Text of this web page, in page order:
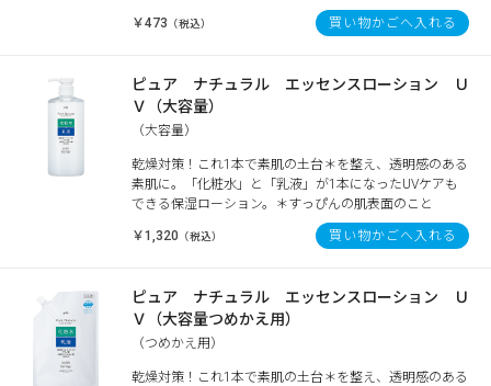
￥473 （税込） 買い物かごへ入れる
ピュア ナチュラル エッセンスローション Ｕ
Ｖ（大容量）
（大容量）
乾燥対策！これ1本で素肌の土台＊を整え、透明感のある
素肌に。「化粧水」と「乳液」が1本になったUVケアも
できる保湿ローション。＊すっぴんの肌表面のこと
￥1,320 （税込） 買い物かごへ入れる
ピュア ナチュラル エッセンスローション Ｕ
Ｖ（大容量つめかえ用）
（つめかえ用）
乾燥対策！これ1本で素肌の土台＊を整え、透明感のある